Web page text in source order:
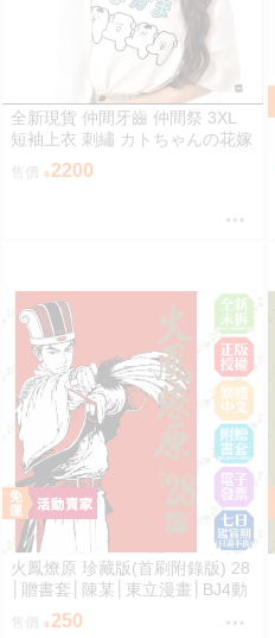
全新現貨 仲間牙齒 仲間祭 3XL
短袖上衣 刺繡 カトちゃんの花嫁
限定聯名
售價 2200
火鳳燎原 珍藏版(首刷附錄版) 28
│贈書套│陳某│東立漫畫│BJ4動
250